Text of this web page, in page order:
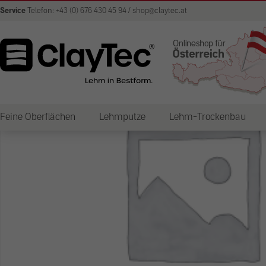
Service Telefon: +43 (0) 676 430 45 94 / shop@claytec.at
Feine Oberflächen Lehmputze Lehm-Trockenbau